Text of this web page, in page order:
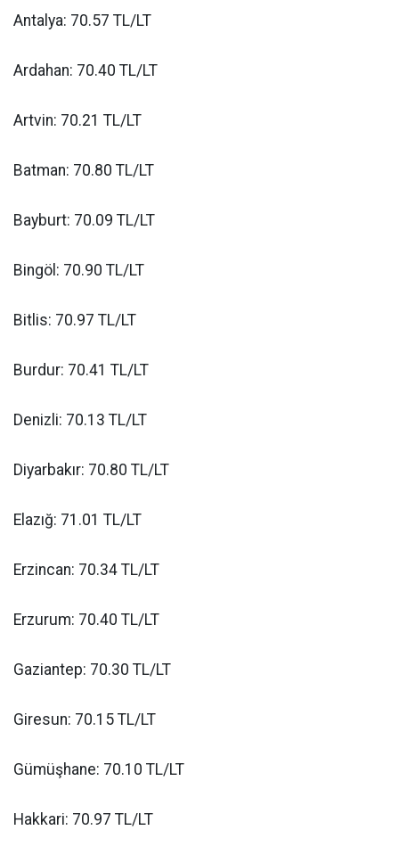
Antalya: 70.57 TL/LT
Ardahan: 70.40 TL/LT
Artvin: 70.21 TL/LT
Batman: 70.80 TL/LT
Bayburt: 70.09 TL/LT
Bingöl: 70.90 TL/LT
Bitlis: 70.97 TL/LT
Burdur: 70.41 TL/LT
Denizli: 70.13 TL/LT
Diyarbakır: 70.80 TL/LT
Elazığ: 71.01 TL/LT
Erzincan: 70.34 TL/LT
Erzurum: 70.40 TL/LT
Gaziantep: 70.30 TL/LT
Giresun: 70.15 TL/LT
Gümüşhane: 70.10 TL/LT
Hakkari: 70.97 TL/LT